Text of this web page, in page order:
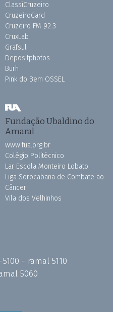
ClassiCruzeiro
CruzeiroCard
Cruzeiro FM 92.3
CruxLab
Grafsul
Depositphotos
Burh
Pink do Bem OSSEL
Fundação Ubaldino do
Amaral
www.fua.org.br
Colégio Politécnico
Lar Escola Monteiro Lobato
Liga Sorocabana de Combate ao
Câncer
Vila dos Velhinhos
5100 - ramal 5110
5060